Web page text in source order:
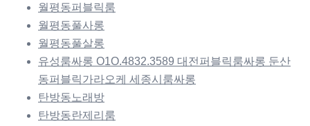
월평동퍼블릭룸
월평동풀사롱
월평동풀살롱
유성룸싸롱 O1O.4832.3589 대전퍼블릭룸싸롱 둔산
동퍼블릭가라오케 세종시룸싸롱
탄방동노래방
탄방동란제리룸